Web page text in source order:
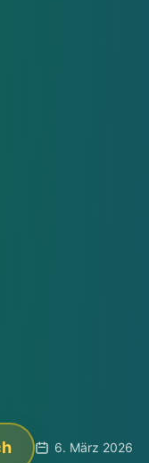
6. März 2026